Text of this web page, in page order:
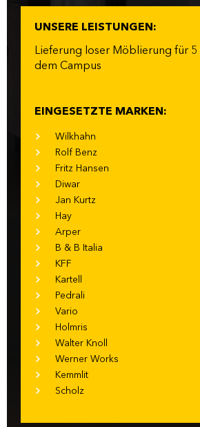
UNSERE LEISTUNGEN:
Lieferung loser Möblierung für 5
dem Campus
EINGESETZTE MARKEN:
Wilkhahn
Rolf Benz
Fritz Hansen
Diwar
Jan Kurtz
Hay
Arper
B & B Italia
KFF
Kartell
Pedrali
Vario
Holmris
Walter Knoll
Werner Works
Kemmlit
Scholz